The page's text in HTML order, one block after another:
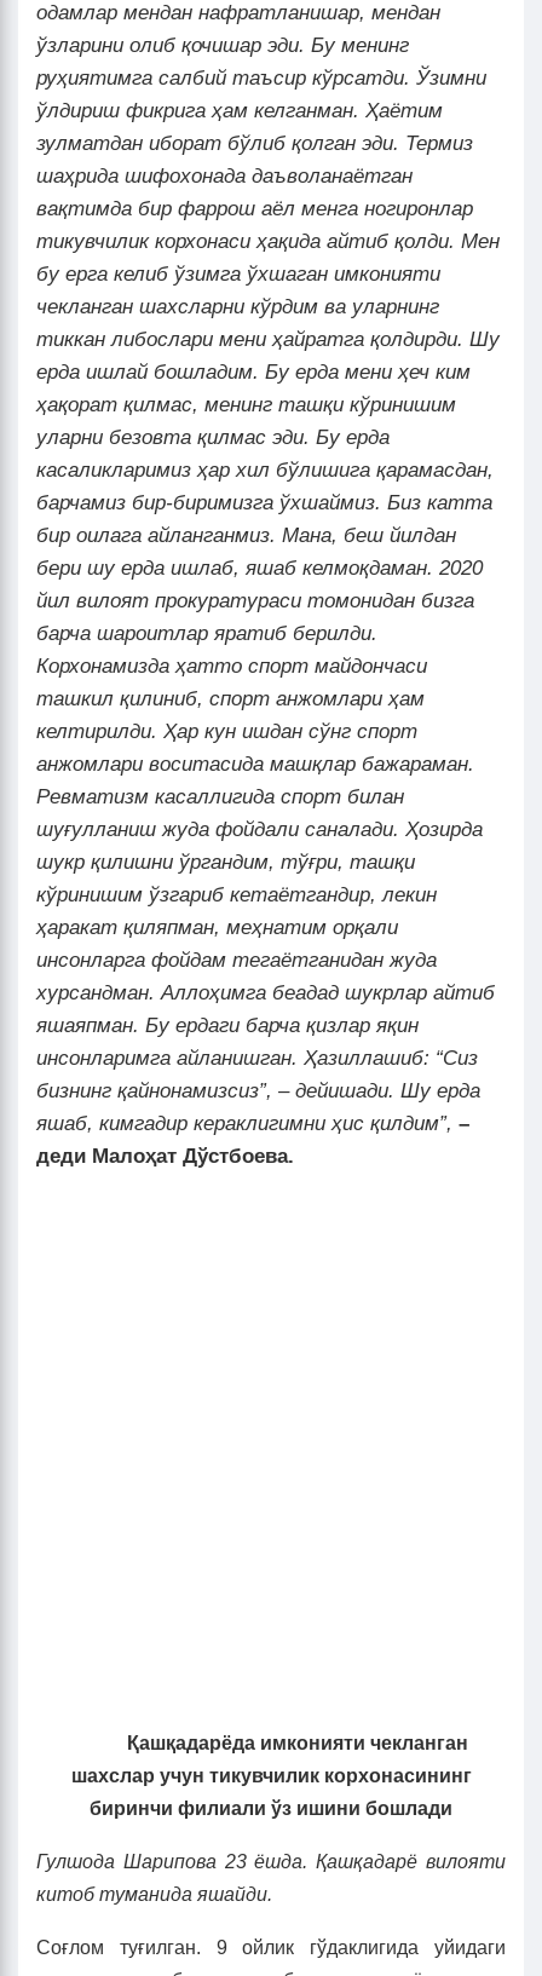
одамлар мендан нафратланишар, мендан
ўзларини олиб қочишар эди. Бу менинг
руҳиятимга салбий таъсир кўрсатди. Ўзимни
ўлдириш фикрига ҳам келганман. Ҳаётим
зулматдан иборат бўлиб қолган эди. Термиз
шаҳрида шифохонада даъволанаётган
вақтимда бир фаррош аёл менга ногиронлар
тикувчилик корхонаси ҳақида айтиб қолди. Мен
бу ерга келиб ўзимга ўхшаган имконияти
чекланган шахсларни кўрдим ва уларнинг
тиккан либослари мени ҳайратга қолдирди. Шу
ерда ишлай бошладим. Бу ерда мени ҳеч ким
ҳақорат қилмас, менинг ташқи кўринишим
уларни безовта қилмас эди. Бу ерда
касаликларимиз ҳар хил бўлишига қарамасдан,
барчамиз бир-биримизга ўхшаймиз. Биз катта
бир оилага айланганмиз. Мана, беш йилдан
бери шу ерда ишлаб, яшаб келмоқдаман. 2020
йил вилоят прокуратураси томонидан бизга
барча шароитлар яратиб берилди.
Корхонамизда ҳатто спорт майдончаси
ташкил қилиниб, спорт анжомлари ҳам
келтирилди. Ҳар кун ишдан сўнг спорт
анжомлари воситасида машқлар бажараман.
Ревматизм касаллигида спорт билан
шуғулланиш жуда фойдали саналади. Ҳозирда
шукр қилишни ўргандим, тўғри, ташқи
кўринишим ўзгариб кетаётгандир, лекин
ҳаракат қиляпман, меҳнатим орқали
инсонларга фойдам тегаётганидан жуда
хурсандман. Аллоҳимга беадад шукрлар айтиб
яшаяпман. Бу ердаги барча қизлар яқин
инсонларимга айланишган. Ҳазиллашиб: “Сиз
бизнинг қайнонамизсиз”, – дейишади. Шу ерда
яшаб, кимгадир кераклигимни ҳис қилдим”, –
деди Малоҳат Дўстбоева.
Қашқадарёда имконияти чекланган
шахслар учун тикувчилик корхонасининг
биринчи филиали ўз ишини бошлади
Гулшода Шарипова 23 ёшда. Қашқадарё вилояти
китоб туманида яшайди.
Соғлом туғилган. 9 ойлик гўдаклигида уйидаги